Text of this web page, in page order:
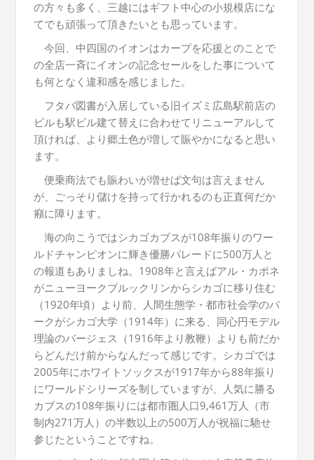
の方々も多く、三越にはギフト中心の小規模店にな
てでも頑張って頂きたいとも思っています。
今回、中四国のイオンはカープを応援とのことで
の全店一斉にイオンの記念セールをした事について
も何となく違和感を感じました。
フタバ図書が入居している旧イズミ広島駅前店の
ビルも駅ビル建て替えに合わせてリニューアルして
頂ければ、より郷土色が増して賑やかになると思い
ます。
便乗商法でも賑わいが増せば文句は言えません
が、ごっそり儲けを持って行かれるのも正直何だか
癪に障ります。
海の向こうではシカゴカブスが108年振りのワー
ルドチャンピオンに輝き優勝パレードに500万人と
の報道もありましね。1908年と言えばアル・カポネ
がニューヨークブルックリンからシカゴに移り住む
（1920年頃）より前、人間生態学・都市社会学のパ
ークがシカゴ大学（1914年）に来る、同心円モデル
理論のバージェス（1916年より教鞭）よりも前だか
らどんだけ前からなんだって感じです。シカゴでは
2005年にホワイトソックスが1917年から88年振り
にワールドシリーズを制していますが、人気に勝る
カブスの108年振りには都市圏人口9,461万人（市
制内271万人）の半数以上の500万人が祝福に馳せ
参じたということですね。